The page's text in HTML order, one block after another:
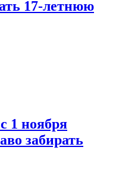
17-летнюю
1 ноября
забирать